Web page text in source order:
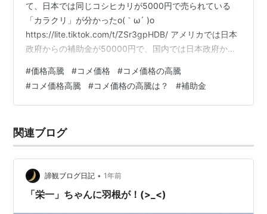
て、日本では同じコシヒカリが5000円で売られている
「カラクリ」が分かったo(｀ω´ )o
https://lite.tiktok.com/t/ZSr3gpHDB/ アメリカでは日本
政府からの補助金が50000円で、国内では日本政府から
が安く売ることが出来ているo(｀ω´ )o しかも、日本では
家畜用の飼料米が作られているが、その飼料米にさえ日
本政府は補助金を出している。 何故(・・?) お金の使い方
だo(｀ω´ )o 通常、流通して欲し…
#価格高騰 #コメ価格 #コメ価格の高騰
#コメ価格高騰 #コメ価格の高騰は？ #補助金
関連ブログ
諦観ブログ日記 • 1年前
「栄一」ちゃんに羽根が！(>_<)